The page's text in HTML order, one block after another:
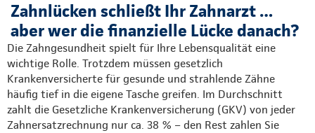
Zahnlücken schließt Ihr Zahnarzt …
aber wer die finanzielle Lücke danach?
Die Zahngesundheit spielt für Ihre Lebensqualität eine
wichtige Rolle. Trotzdem müssen gesetzlich
Krankenversicherte für gesunde und strahlende Zähne
häufig tief in die eigene Tasche greifen. Im Durchschnitt
zahlt die Gesetzliche Krankenversicherung (GKV) von jeder
Zahnersatzrechnung nur ca. 38 % – den Rest zahlen Sie